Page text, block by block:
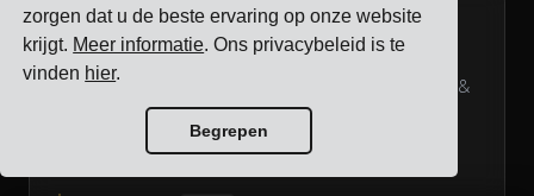
zorgen dat u de beste ervaring op onze website
krijgt. Meer informatie. Ons privacybeleid is te
vinden hier.
Begrepen
POST /bookings/{reference}/return_labels
Creëer een retourlabel voor een bestaande DSV Air &
Sea AS (EE) zending.